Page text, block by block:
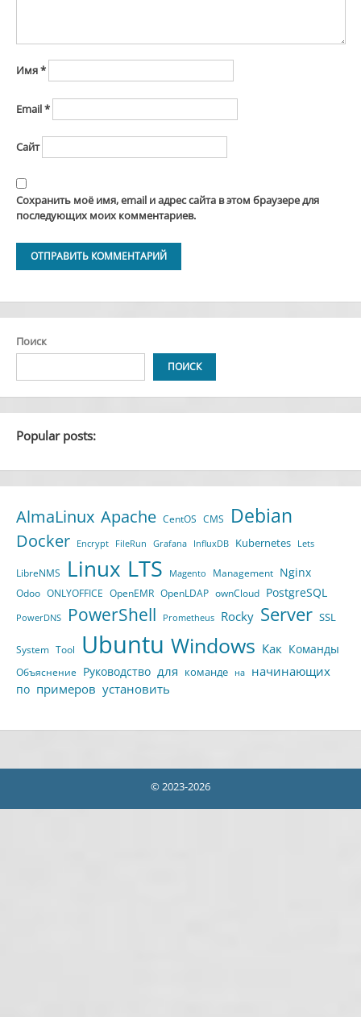
Имя*
Email*
Сайт
Сохранить моё имя, email и адрес сайта в этом браузере для
последующих моих комментариев.
Поиск
ПОИСК
Popular posts:
AlmaLinux Apache CentOS CMS Debian
Docker Encrypt FileRun Grafana InfluxDB Kubernetes Lets
LibreNMS Linux LTS Magento Management Nginx
Odoo ONLYOFFICE OpenEMR OpenLDAP ownCloud PostgreSQL
PowerDNS PowerShell Prometheus Rocky Server SSL
System Tool Ubuntu Windows Как Команды
Объяснение Руководство для команде на начинающих
по примеров установить
© 2023-2026